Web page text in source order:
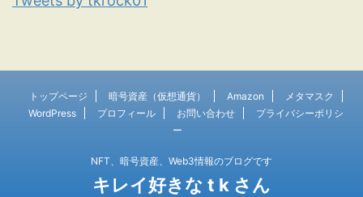
トップページ 暗号資産（仮想通貨） Amazon
メタマスク
WordPress
プロフィール お問い合わせ
プライバシーポリシ
ー
NFT、暗号資産、Web3情報のブログです
キレイ好きな t k さん